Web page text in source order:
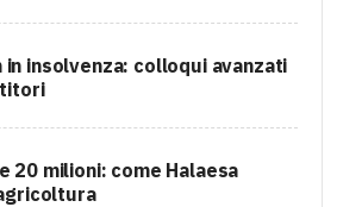
in insolvenza: colloqui avanzati
20 milioni: come Halaesa